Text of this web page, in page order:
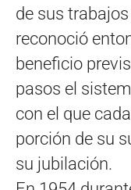
de sus
reconoció
beneficio
pasos el
con el que
porción de su
su jubilación.